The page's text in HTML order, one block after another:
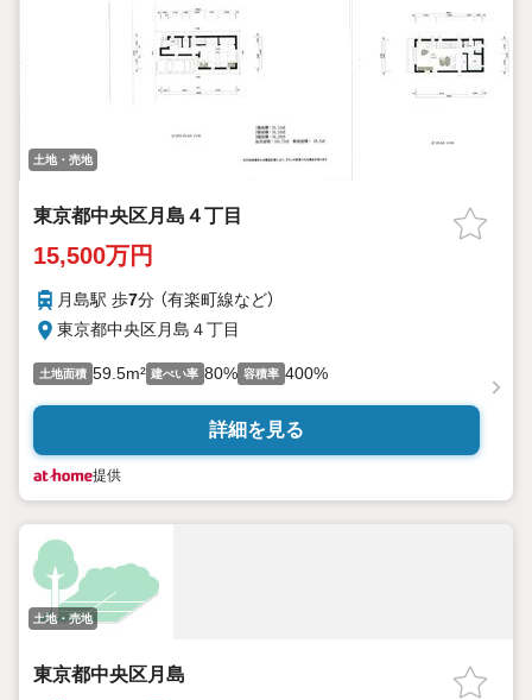
土地・売地
東京都中央区月島４丁目
15,500万円
月島駅 歩7分 （有楽町線など）
東京都中央区月島４丁目
土地面積 59.5m² 建ぺい率 80% 容積率 400%
詳細を見る
提供
土地・売地
東京都中央区月島